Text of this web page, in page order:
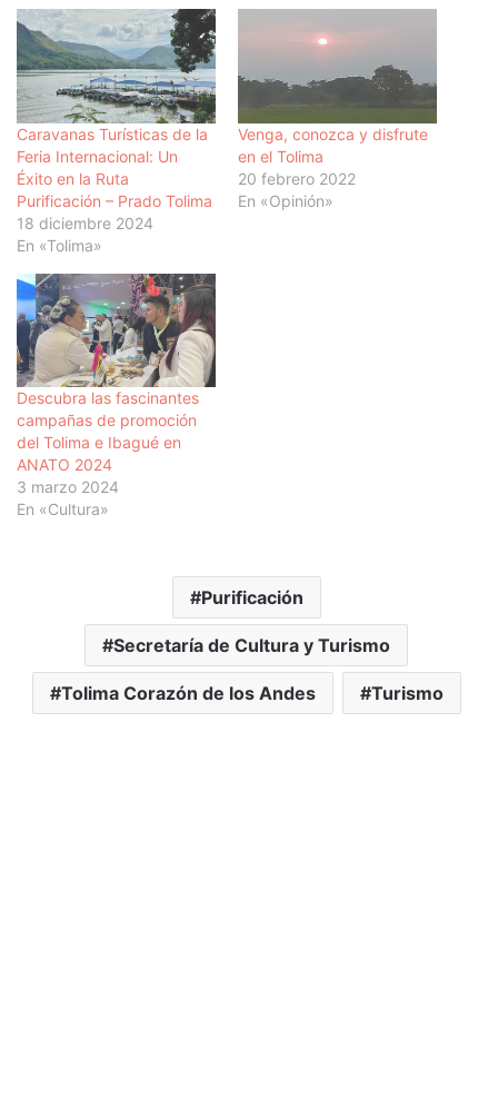
Caravanas Turísticas de la
Feria Internacional: Un
Éxito en la Ruta
Purificación – Prado Tolima
18 diciembre 2024
En «Tolima»
Venga, conozca y disfrute
en el Tolima
20 febrero 2022
En «Opinión»
Descubra las fascinantes
campañas de promoción
del Tolima e Ibagué en
ANATO 2024
3 marzo 2024
En «Cultura»
Purificación
Secretaría de Cultura y Turismo
Tolima Corazón de los Andes Turismo